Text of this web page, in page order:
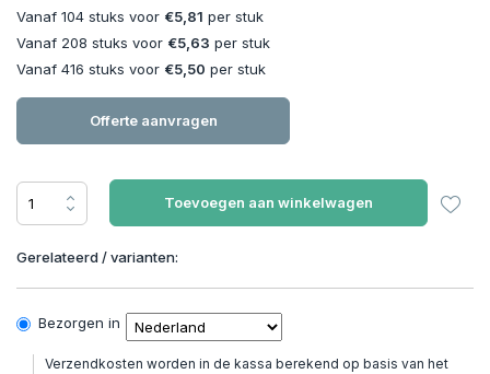
Vanaf 104 stuks voor €5,81 per stuk
Vanaf 208 stuks voor €5,63 per stuk
Vanaf 416 stuks voor €5,50 per stuk
Offerte aanvragen
Toevoegen aan winkelwagen
Gerelateerd / varianten:
Bezorgen in
Verzendkosten worden in de kassa berekend op basis van het